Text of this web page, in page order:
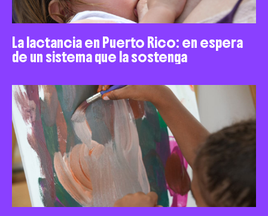
La lactancia en Puerto Rico: en espera
de un sistema que la sostenga